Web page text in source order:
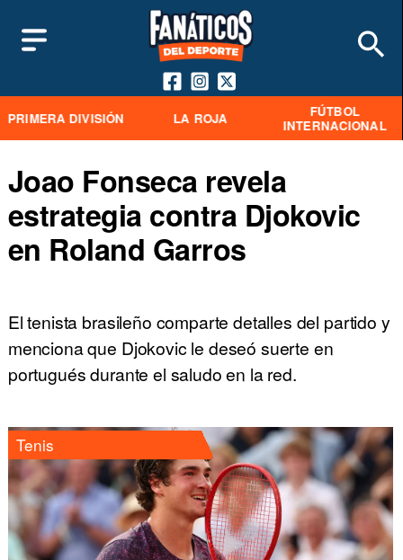
PRIMERA DIVISIÓN LA ROJA
FÚTBOL
INTERNACIONAL
Joao Fonseca revela
estrategia contra Djokovic
en Roland Garros
El tenista brasileño comparte detalles del partido y
menciona que Djokovic le deseó suerte en
portugués durante el saludo en la red.
Tenis